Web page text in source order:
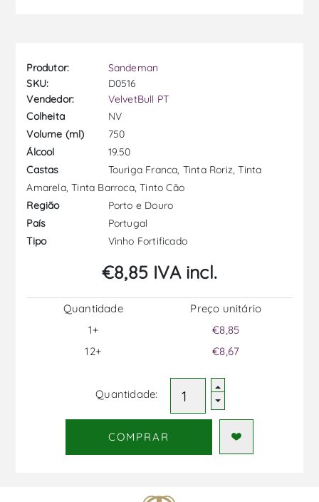
Produtor:
Sandeman
SKU:
D0516
Vendedor:
VelvetBull PT
Colheita
NV
Volume (ml)
750
Álcool
19.50
Castas
Touriga Franca, Tinta Roriz, Tinta
Amarela, Tinta Barroca, Tinto Cão
Região
Porto e Douro
País
Portugal
Tipo
Vinho Fortificado
€8,85 IVA incl.
Quantidade
1+
12+
Preço unitário
€8,85
€8,67
Quantidade:
COMPRAR